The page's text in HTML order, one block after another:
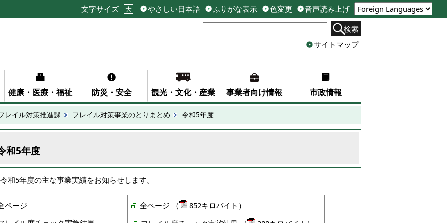
文字サイズ 大 やさしい日本語 ふりがな表示 色変更
音声読み上げ
検索
サイトマップ
健康・医療・福祉 防災・安全 観光・文化・産業 事業者向け情報 市政情報
レイル対策推進課 フレイル対策事業のとりまとめ 令和5年度
和5年度
5年度の主な事業実績をお知らせします。
ページ 全ページ （
852キロバイト）